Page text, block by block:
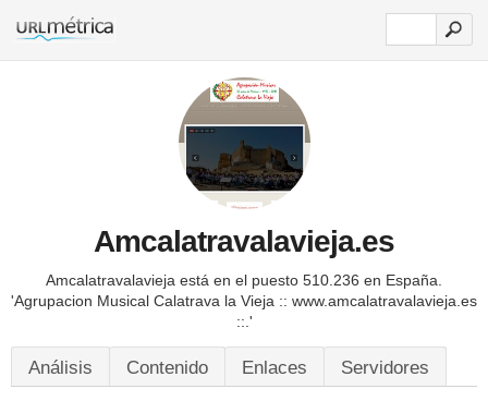
Amcalatravalavieja.es
Amcalatravalavieja está en el puesto 510.236 en España.
'Agrupacion Musical Calatrava la Vieja :: www.amcalatravalavieja.es
::.'
Análisis Contenido Enlaces Servidores